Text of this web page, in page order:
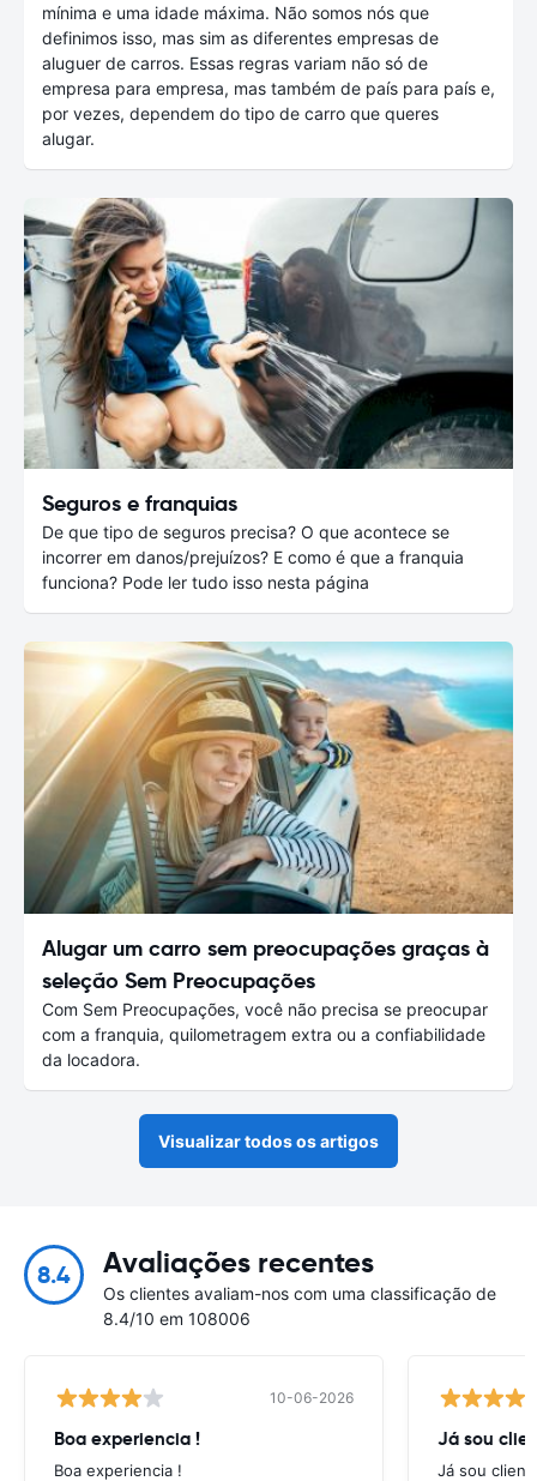
mínima e uma idade máxima. Não somos nós que
definimos isso, mas sim as diferentes empresas de
aluguer de carros. Essas regras variam não só de
empresa para empresa, mas também de país para país e,
por vezes, dependem do tipo de carro que queres
alugar.
Seguros e franquias
De que tipo de seguros precisa? O que acontece se
incorrer em danos/prejuízos? E como é que a franquia
funciona? Pode ler tudo isso nesta página
Alugar um carro sem preocupações graças à
seleção Sem Preocupações
Com Sem Preocupações, você não precisa se preocupar
com a franquia, quilometragem extra ou a confiabilidade
da locadora.
Visualizar todos os artigos
8.4 Avaliações recentes
Os clientes avaliam-nos com uma classificação de
8.4/10 em 108006
10-06-2026
Boa experiencia !
Boa experiencia !
Já sou
Já sou